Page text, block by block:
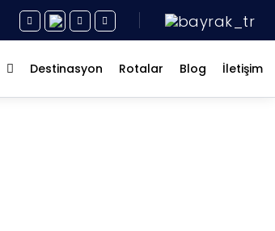
Destinasyon Rotalar Blog İletişim